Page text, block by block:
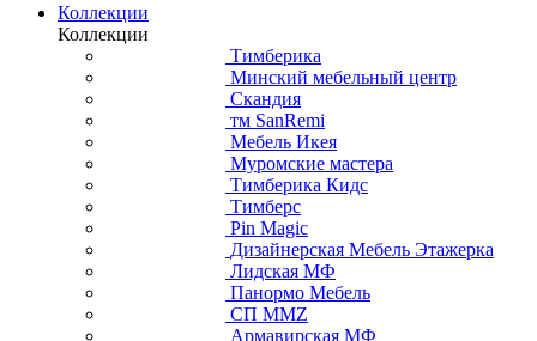
Коллекции
Коллекции
Тимберика
Минский мебельный центр
Скандия
тм SanRemi
Мебель Икея
Муромские мастера
Тимберика Кидс
Тимберс
Pin Magic
Дизайнерская Мебель Этажерка
Лидская МФ
Панормо Мебель
СП ММZ
Армавирская МФ